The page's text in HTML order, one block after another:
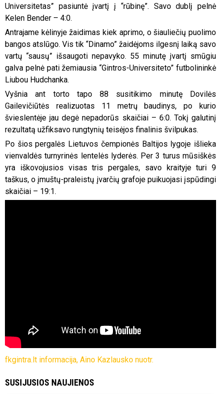
Universitetas” pasiuntė įvartį į “rūbinę”. Savo dublį pelnė
Kelen Bender – 4:0.
Antrajame kėlinyje žaidimas kiek aprimo, o šiauliečių puolimo
bangos atslūgo. Vis tik “Dinamo” žaidėjoms ilgesnį laiką savo
vartų “sausų” išsaugoti nepavyko. 55 minutę įvartį smūgiu
galva pelnė pati žemiausia “Gintros-Universiteto” futbolininkė
Liubou Hudchanka.
Vyšnia ant torto tapo 88 susitikimo minutę Dovilės
Gailevičiūtės realizuotas 11 metrų baudinys, po kurio
švieslentėje jau degė nepadorūs skaičiai – 6:0. Tokį galutinį
rezultatą užfiksavo rungtynių teisėjos finalinis švilpukas.
Po šios pergalės Lietuvos čempionės Baltijos lygoje išlieka
vienvaldės turnyrinės lentelės lyderės. Per 3 turus mūsiškės
yra iškovojusios visas tris pergales, savo kraityje turi 9
taškus, o įmuštų-praleistų įvarčių grafoje puikuojasi įspūdingi
skaičiai – 19:1.
fkgintra.lt informacija, Aino Kazlausko nuotr.
SUSIJUSIOS NAUJIENOS